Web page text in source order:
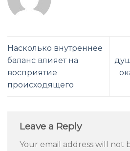
Насколько внутреннее
баланс влияет на
восприятие
происходящего
Leave a Reply
Your email address will not